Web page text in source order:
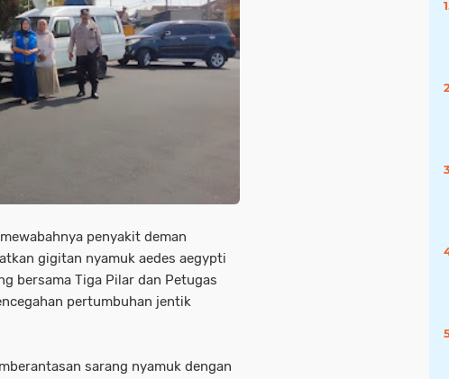
penyakit deman
gigitan nyamuk aedes aegypti
bersama Tiga Pilar dan Petugas
pertumbuhan jentik
sarang nyamuk dengan